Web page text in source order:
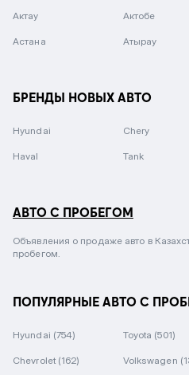
Актау Актобе
Астана Атырау
БРЕНДЫ НОВЫХ АВТО
Hyundai Chery
Haval Tank
АВТО С ПРОБЕГОМ
Объявления о продаже авто в
пробегом.
ПОПУЛЯРНЫЕ АВТО С
Hyundai (754) Toyota (501)
Chevrolet (162) Volkswagen